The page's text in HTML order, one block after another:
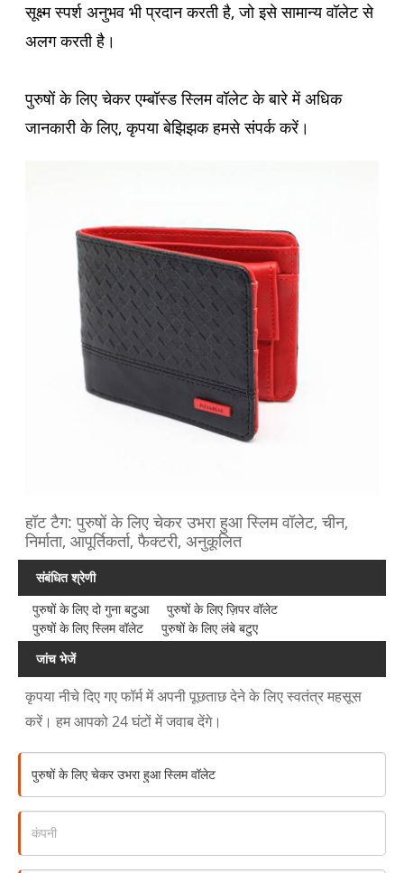
सूक्ष्म स्पर्श अनुभव भी प्रदान करती है, जो इसे सामान्य वॉलेट से
अलग करती है।
पुरुषों के लिए चेकर एम्बॉस्ड स्लिम वॉलेट के बारे में अधिक
जानकारी के लिए, कृपया बेझिझक हमसे संपर्क करें।
हॉट टैग: पुरुषों के लिए चेकर उभरा हुआ स्लिम वॉलेट, चीन,
निर्माता, आपूर्तिकर्ता, फैक्टरी, अनुकूलित
संबंधित श्रेणी
पुरुषों के लिए दो गुना बटुआ
पुरुषों के लिए ज़िपर वॉलेट
पुरुषों के लिए स्लिम वॉलेट
पुरुषों के लिए लंबे बटुए
जांच भेजें
कृपया नीचे दिए गए फॉर्म में अपनी पूछताछ देने के लिए स्वतंत्र महसूस
करें। हम आपको 24 घंटों में जवाब देंगे।